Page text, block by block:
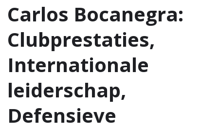
Carlos Bocanegra:
Clubprestaties,
Internationale
leiderschap,
Defensieve